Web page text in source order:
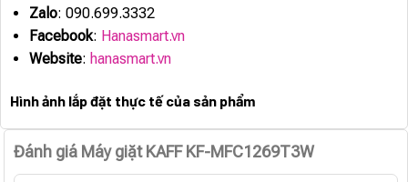
Zalo: 090.699.3332
Facebook: Hanasmart.vn
Website: hanasmart.vn
Hình ảnh lắp đặt thực tế của sản phẩm
Đánh giá Máy giặt KAFF KF-MFC1269T3W